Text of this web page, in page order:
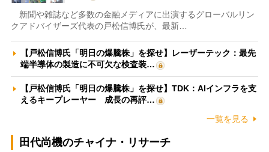
新聞や雑誌など多数の金融メディアに出演するグローバルリン
クアドバイザーズ代表の戸松信博氏が、最新…
【戸松信博氏「明日の爆騰株」を探せ】レーザーテック：最先
端半導体の製造に不可欠な検査装…
【戸松信博氏「明日の爆騰株」を探せ】TDK：AIインフラを支
えるキープレーヤー 成長の再評…
一覧を見る
田代尚機のチャイナ・リサーチ